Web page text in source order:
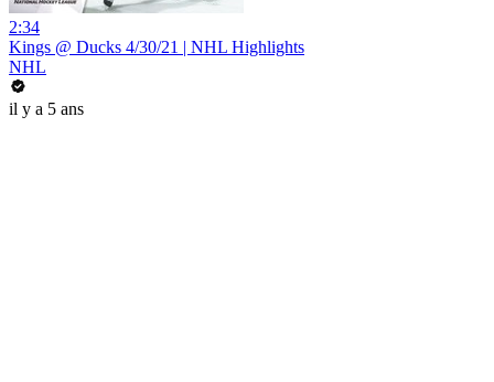
2:34
Kings @ Ducks 4/30/21 | NHL Highlights
NHL
il y a 5 ans